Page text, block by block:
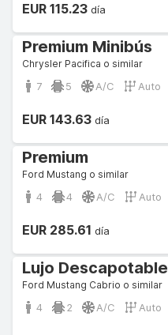
EUR 115.23 día
Premium Minibús
Chrysler Pacifica o similar
7 5 A/C Auto
EUR 143.63 día
Premium
Ford Mustang o similar
4 4 A/C Auto
EUR 285.61 día
Lujo Descapotable
Ford Mustang Cabrio o similar
4 2 A/C Auto